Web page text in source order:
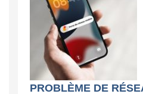
PROBLÈME DE